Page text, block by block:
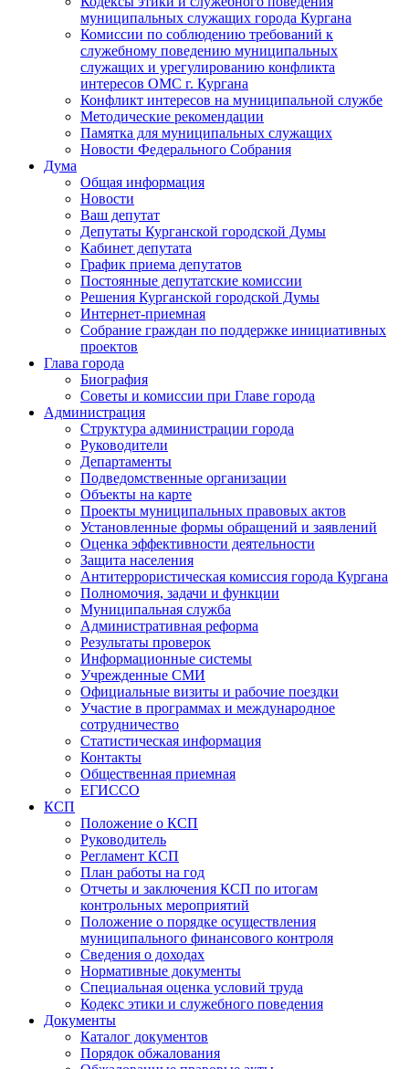
муниципальных служащих города Кургана
Комиссии по соблюдению требований к
служебному поведению муниципальных
служащих и урегулированию конфликта
интересов ОМС г. Кургана
Конфликт интересов на муниципальной службе
Методические рекомендации
Памятка для муниципальных служащих
Новости Федерального Cобрания
Дума
Общая информация
Новости
Ваш депутат
Депутаты Курганской городской Думы
Кабинет депутата
График приема депутатов
Постоянные депутатские комиссии
Решения Курганской городской Думы
Интернет-приемная
Собрание граждан по поддержке инициативных
проектов
Глава города
Биография
Советы и комиссии при Главе города
Администрация
Структура администрации города
Руководители
Департаменты
Подведомственные организации
Объекты на карте
Проекты муниципальных правовых актов
Установленные формы обращений и заявлений
Оценка эффективности деятельности
Защита населения
Антитеррористическая комиссия города Кургана
Полномочия, задачи и функции
Муниципальная служба
Административная реформа
Результаты проверок
Информационные системы
Учрежденные СМИ
Официальные визиты и рабочие поездки
Участие в программах и международное
сотрудничество
Статистическая информация
Контакты
Общественная приемная
ЕГИССО
КСП
Положение о КСП
Руководитель
Регламент КСП
План работы на год
Отчеты и заключения КСП по итогам
контрольных мероприятий
Положение о порядке осуществления
муниципального финансового контроля
Сведения о доходах
Нормативные документы
Специальная оценка условий труда
Кодекс этики и служебного поведения
Документы
Каталог документов
Порядок обжалования